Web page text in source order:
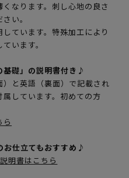
なります。刺し心地の良さ
い。
ています。特殊加工により
います。
礎」の説明書付き♪
と英語（裏面）で記載され
しています。初めての方
ら
仕立てもおすすめ♪
明書はこちら